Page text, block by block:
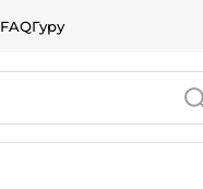
FAQГуру